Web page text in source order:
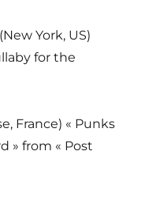
(New York, US)
for the
France) « Punks
» from « Post